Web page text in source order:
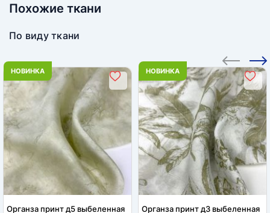
Похожие ткани
По виду ткани
НОВИНКА
Органза принт д5 выбеленная
НОВИНКА
Органза принт д3 выбеленная